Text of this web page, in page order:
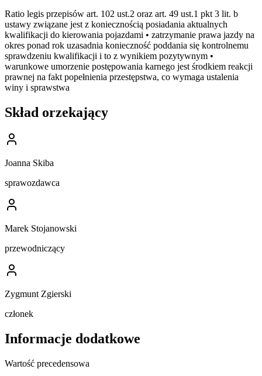
Ratio legis przepisów art. 102 ust.2 oraz art. 49 ust.1 pkt 3 lit. b
ustawy związane jest z koniecznością posiadania aktualnych
kwalifikacji do kierowania pojazdami • zatrzymanie prawa jazdy na
okres ponad rok uzasadnia konieczność poddania się kontrolnemu
sprawdzeniu kwalifikacji i to z wynikiem pozytywnym •
warunkowe umorzenie postępowania karnego jest środkiem reakcji
prawnej na fakt popełnienia przestępstwa, co wymaga ustalenia
winy i sprawstwa
Skład orzekający
Joanna Skiba
sprawozdawca
Marek Stojanowski
przewodniczący
Zygmunt Zgierski
członek
Informacje dodatkowe
Wartość precedensowa